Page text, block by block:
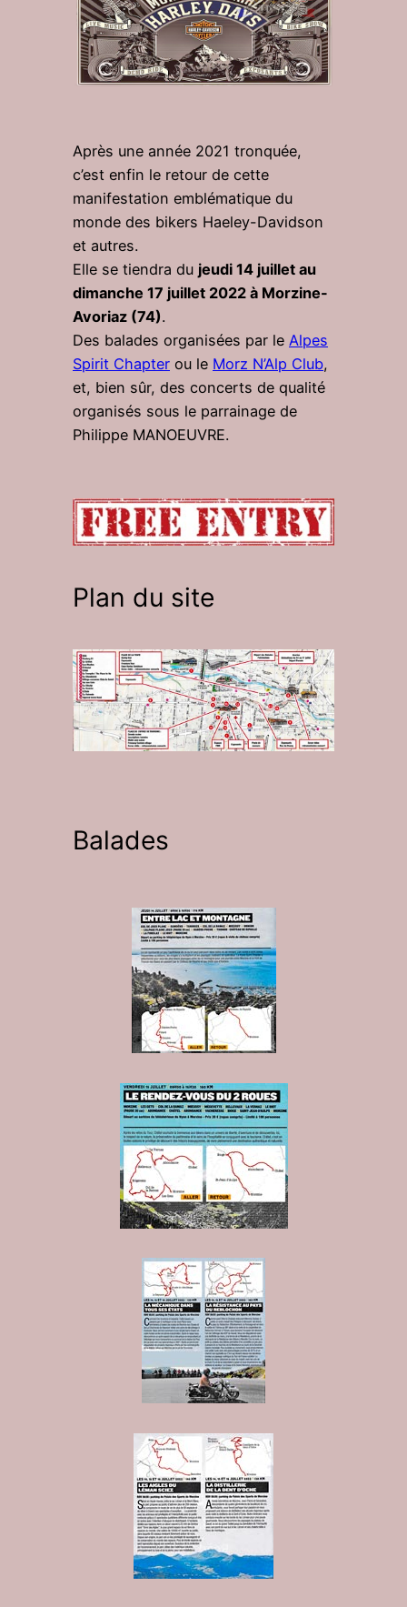
Après une année 2021 tronquée,
c’est enfin le retour de cette
manifestation emblématique du
monde des bikers Haeley-Davidson
et autres.
Elle se tiendra du jeudi 14 juillet au
dimanche 17 juillet 2022 à Morzine-
Avoriaz (74).
Des balades organisées par le Alpes
Spirit Chapter ou le Morz N’Alp Club,
et, bien sûr, des concerts de qualité
organisés sous le parrainage de
Philippe MANOEUVRE.
Plan du site
Balades